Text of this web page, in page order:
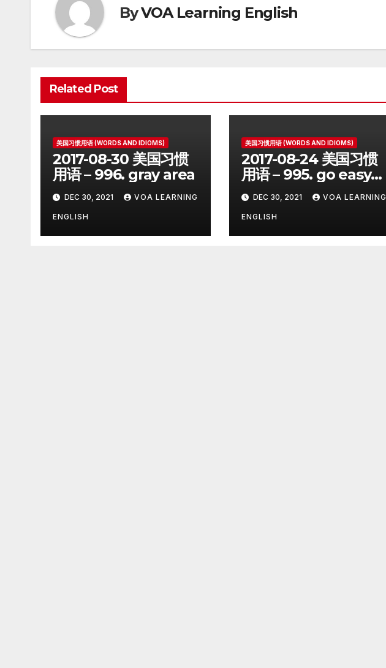
ByVOA Learning English
Related Post
美国习惯用语 (WORDS AND IDIOMS)
2017-08-30 美国习惯
用语 – 996. gray area
DEC 30, 2021 VOA LEARNING
ENGLISH
美国习惯用语 (WORDS AND IDIOMS)
2017-08-24 美国习惯
用语 – 995. go easy
onDEC 30, 2021 VOA LEARNING
ENGLISH